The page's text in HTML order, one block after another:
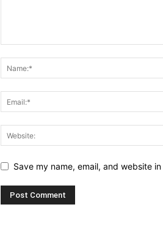
Save my name, email, and website